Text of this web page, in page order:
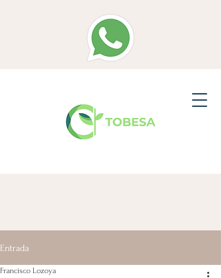
Entrada
Francisco Lozoya